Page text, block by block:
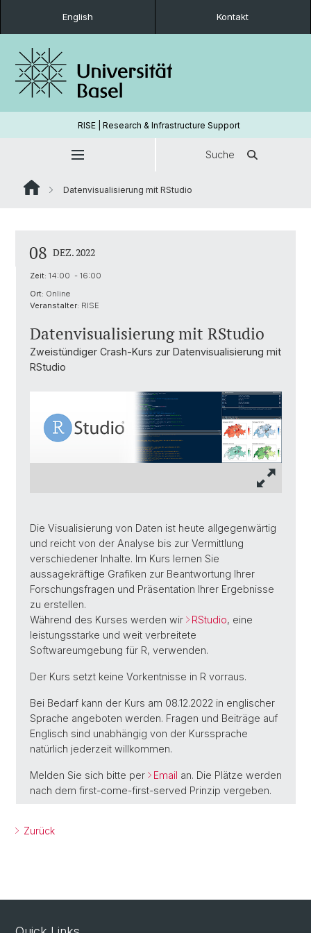
English Kontakt
RISE | Research & Infrastructure Support
Suche
Datenvisualisierung mit RStudio
08 DEZ. 2022
Zeit: 14:00 - 16:00
Ort: Online
Veranstalter: RISE
Datenvisualisierung mit RStudio
Zweistündiger Crash-Kurs zur Datenvisualisierung mit
RStudio
Die Visualisierung von Daten ist heute allgegenwärtig
und reicht von der Analyse bis zur Vermittlung
verschiedener Inhalte. Im Kurs lernen Sie
aussagekräftige Grafiken zur Beantwortung Ihrer
Forschungsfragen und Präsentation Ihrer Ergebnisse
zu erstellen.
Während des Kurses werden wir
RStudio, eine
leistungsstarke und weit verbreitete
Softwareumgebung für R, verwenden.
Der Kurs setzt keine Vorkentnisse in R vorraus.
Bei Bedarf kann der Kurs am 08.12.2022 in englischer
Sprache angeboten werden. Fragen und Beiträge auf
Englisch sind unabhängig von der Kurssprache
natürlich jederzeit willkommen.
Melden Sie sich bitte per Email an. Die Plätze werden
nach dem first-come-first-served Prinzip vergeben.
Zurück